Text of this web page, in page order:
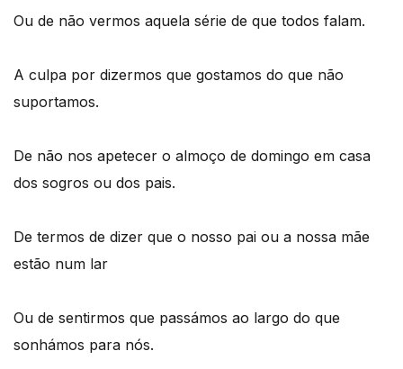
Ou de não vermos aquela série de que todos falam.
A culpa por dizermos que gostamos do que não
suportamos.
De não nos apetecer o almoço de domingo em casa
dos sogros ou dos pais.
De termos de dizer que o nosso pai ou a nossa mãe
estão num lar
Ou de sentirmos que passámos ao largo do que
sonhámos para nós.